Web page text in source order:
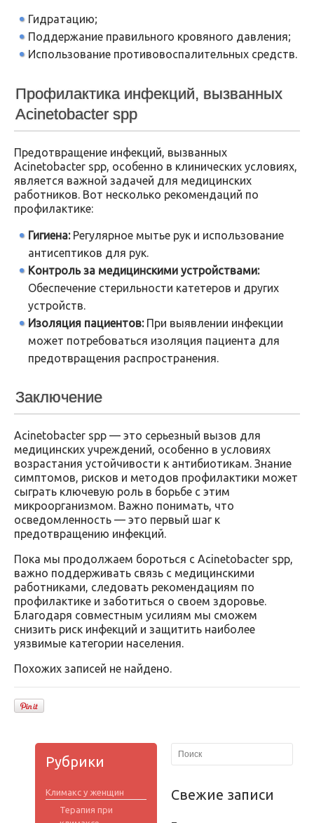
Гидратацию;
Поддержание правильного кровяного давления;
Использование противовоспалительных средств.
Профилактика инфекций, вызванных
Acinetobacter spp
Предотвращение инфекций, вызванных
Acinetobacter spp, особенно в клинических условиях,
является важной задачей для медицинских
работников. Вот несколько рекомендаций по
профилактике:
Гигиена:Регулярное мытье рук и использование
антисептиков для рук.
Контроль за медицинскими устройствами:
Обеспечение стерильности катетеров и других
устройств.
Изоляция пациентов:При выявлении инфекции
может потребоваться изоляция пациента для
предотвращения распространения.
Заключение
Acinetobacter spp — это серьезный вызов для
медицинских учреждений, особенно в условиях
возрастания устойчивости к антибиотикам. Знание
симптомов, рисков и методов профилактики может
сыграть ключевую роль в борьбе с этим
микроорганизмом. Важно понимать, что
осведомленность — это первый шаг к
предотвращению инфекций.
Пока мы продолжаем бороться с Acinetobacter spp,
важно поддерживать связь с медицинскими
работниками, следовать рекомендациям по
профилактике и заботиться о своем здоровье.
Благодаря совместным усилиям мы сможем
снизить риск инфекций и защитить наиболее
уязвимые категории населения.
Похожих записей не найдено.
Рубрики
Климакс у женщин
Терапия при
Свежие записи